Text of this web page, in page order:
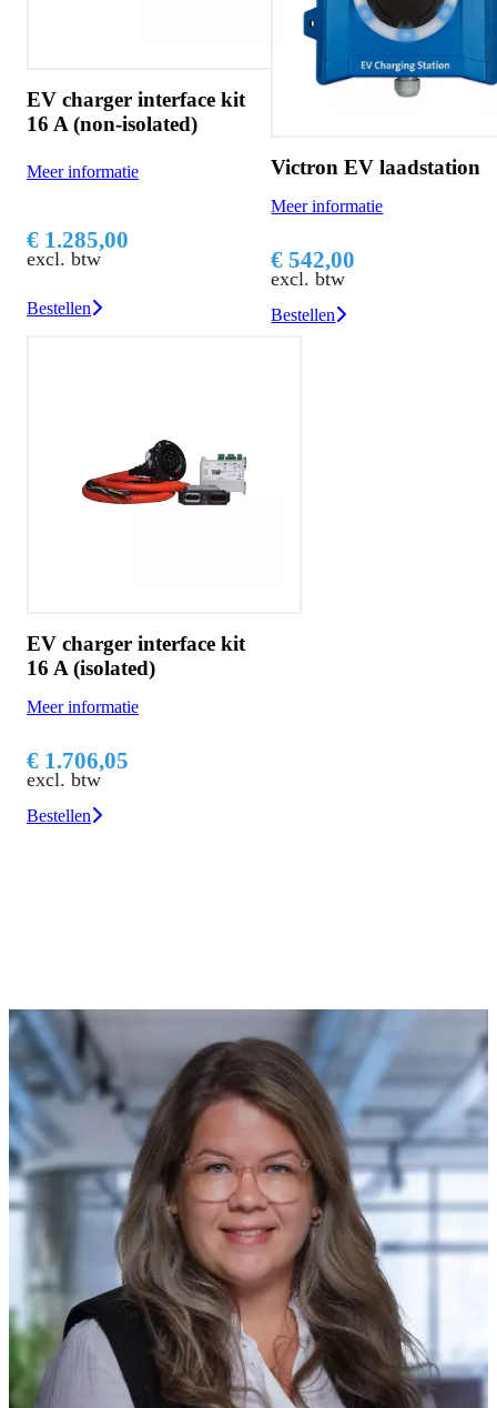
EV charger interface kit
16 A (non-isolated)
Meer informatie
€ 1.285,00
excl. btw
Bestellen
Victron EV laadstation
Meer informatie
€ 542,00
excl. btw
Bestellen
EV charger interface kit
16 A (isolated)
Meer informatie
€ 1.706,05
excl. btw
Bestellen